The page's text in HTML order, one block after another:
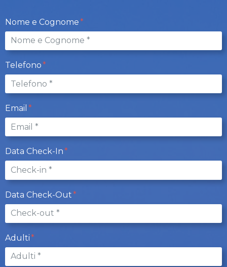
Nome e Cognome
Telefono
Email
Data Check-In
Data Check-Out
Adulti